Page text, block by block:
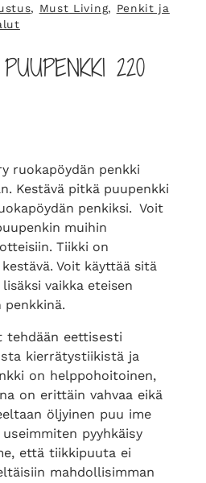
, Must Living, Penkit ja
220
ruokapöydän penkki
Kestävä pitkä puupenkki
penkiksi. Voit
muihin
Tiikki on
Voit käyttää sitä
vaikka eteisen
penkkinä.
tehdään eettisesti
kierrätystiikistä ja
on helppohoitoinen,
on erittäin vahvaa eikä
öljyinen puu ime
pyyhkäisy
että tiikkipuuta ei
mahdollisimman